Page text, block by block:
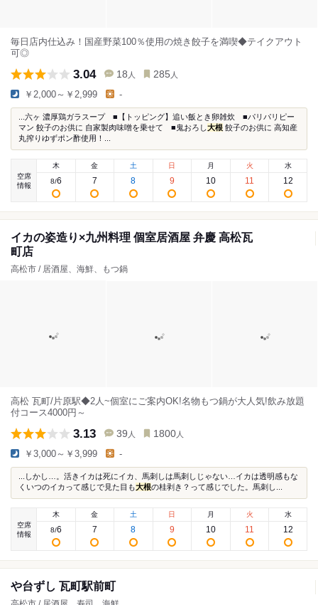
毎日店内仕込み！国産野菜100％使用の焼き餃子を満喫◆テイクアウト
可◎
3.04 18 人 285 人
￥2,000～￥2,999 -
...六ヶ 濃厚鶏ガラスープ ■【トッピング】追い飯とき卵雑炊 ■パリパリピー
マン 餃子のお供に 自家製肉味噌を乗せて ■鬼おろし大根 餃子のお供に 高知産
丸搾りゆずポン酢使用！...
空席
情報
木
8/6
金
7
土
8
日
9
月
10
火
11
水
12
イカの姿造り×九州料理 個室居酒屋 弁慶 高松瓦
町店
高松市 / 居酒屋、海鮮、もつ鍋
高松 瓦町/片原駅◆2人~個室にご案内OK!名物もつ鍋が大人気!飲み放題
付コース4000円～
3.13 39 人 1800 人
￥3,000～￥3,999 -
...しかし…。活きイカは死にイカ、馬刺しは馬刺しじゃない…イカは透明感もな
くいつのイカって感じで見た目も大根の桂剥き？って感じでした。馬刺し...
空席
情報
木
8/6
金
7
土
8
日
9
月
10
火
11
水
12
や台ずし 瓦町駅前町